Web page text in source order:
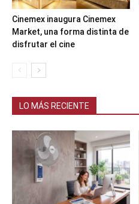
Cinemex inaugura Cinemex
Market, una forma distinta de
disfrutar el cine
LO MÁS RECIENTE